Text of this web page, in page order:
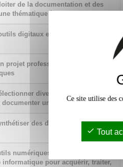
de la documentation et des
thématique à des fins d'analyse
digitaux et numériques
projet professionnel en lien avec
diverses ressources
un sujet
des données en vue de
numériques de référence et les
informatique pour acquérir, traiter,
Ce site utilise des
Tout